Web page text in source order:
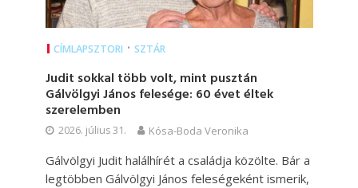
CÍMLAPSZTORI • SZTÁR
Judit sokkal több volt, mint pusztán
Gálvölgyi János felesége: 60 évet éltek
szerelemben
2026. július 31. Kósa-Boda Veronika
Gálvölgyi Judit halálhírét a családja közölte. Bár a
legtöbben Gálvölgyi János feleségeként ismerik,